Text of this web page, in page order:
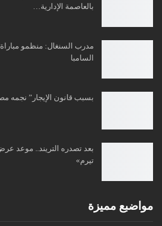
بالعاصمة الإدارية…
مدرب السنغال: منظمو مباراة
السامبا
بسبب قانون الإيجار” نجمه
تيرم»
مواضبع مميزة